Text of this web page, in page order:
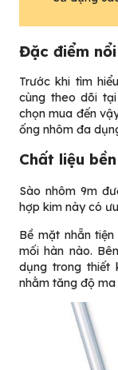
Đặc điểm
Trước khi tìm hiểu
cùng theo dõi
chọn mua đến
ống nhôm đa
Chất liệu
Sào nhôm 9m
hợp kim này có
Bề mặt nhẵn
mối hàn nào.
dụng trong thiết
nhằm tăng độ